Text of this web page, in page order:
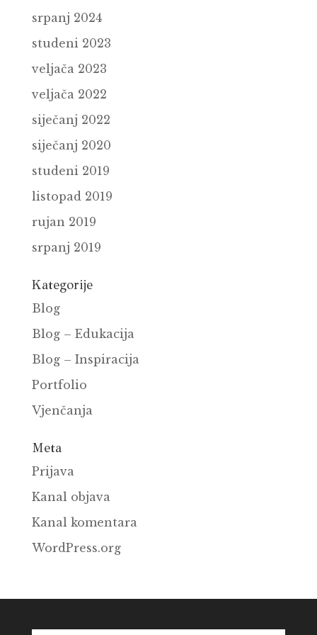
srpanj 2024
studeni 2023
veljača 2023
veljača 2022
siječanj 2022
siječanj 2020
studeni 2019
listopad 2019
rujan 2019
srpanj 2019
Kategorije
Blog
Blog – Edukacija
Blog – Inspiracija
Portfolio
Vjenčanja
Meta
Prijava
Kanal objava
Kanal komentara
WordPress.org